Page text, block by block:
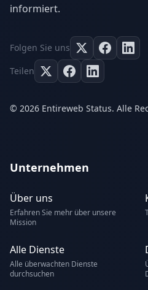
informiert.
Folgen Sie uns
Teilen
© 2026 Entireweb Status. Alle
Unternehmen
Über uns
Erfahren Sie mehr über unsere
Mission
Alle Dienste
Alle überwachten Dienste
durchsuchen